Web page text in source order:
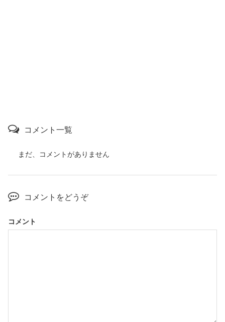
コメント一覧
まだ、コメントがありません
コメントをどうぞ
コメント